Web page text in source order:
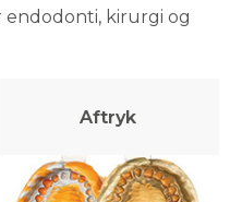
kirurgi og
Aftryk